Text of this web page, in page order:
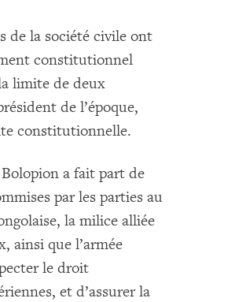
de la société civile ont
constitutionnel
limite de deux
de l’époque,
constitutionnelle.
a fait part de
par les parties au
la milice alliée
ainsi que l’armée
le droit
et d’assurer la